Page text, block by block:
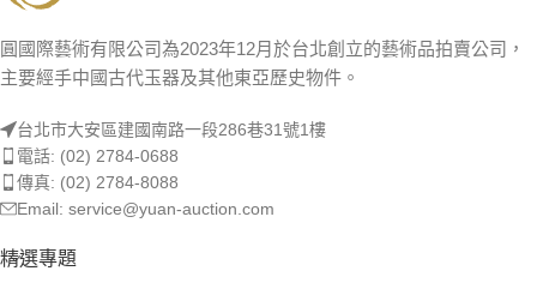
圓國際藝術有限公司為2023年12月於台北創立的藝術品拍賣公司，
主要經手中國古代玉器及其他東亞歷史物件。
台北市大安區建國南路一段286巷31號1樓
電話: (02) 2784-0688
傳真: (02) 2784-8088
Email: service@yuan-auction.com
精選專題